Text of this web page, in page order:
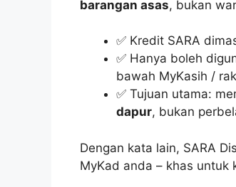
barangan asas, bukan
✅ Kredit SARA
✅ Hanya boleh
bawah MyKasih /
✅ Tujuan utama:
dapur, bukan
Dengan kata lain, SARA
MyKad anda – khas untuk